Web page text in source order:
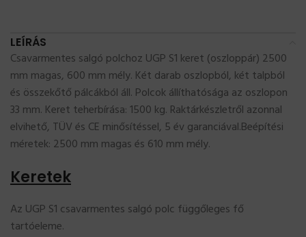
LEÍRÁS
Csavarmentes salgó polchoz UGP S1 keret (oszloppár) 2500
mm magas, 600 mm mély. Két darab oszlopból, két talpból
és összekőtő pálcákból áll. Polcok állíthatósága az oszlopon
33 mm. Keret teherbírása: 1500 kg. Raktárkészletről azonnal
elvihető, TÜV és CE minősítéssel, 5 év garanciával.Beépítési
méretek: 2500 mm magas és 610 mm mély.
Keretek
Az UGP S1 csavarmentes salgó polc függőleges fő
tartóeleme.